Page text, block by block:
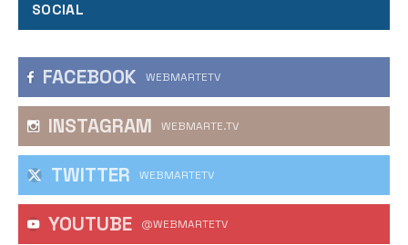
SOCIAL
FACEBOOK WEBMARTETV
INSTAGRAM WEBMARTE.TV
TWITTER WEBMARTETV
YOUTUBE @WEBMARTETV